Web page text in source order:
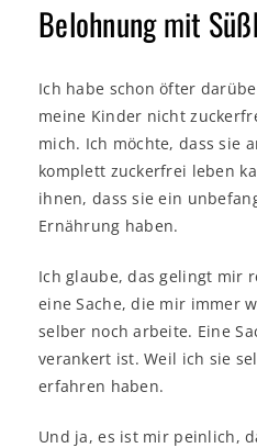
Belohnung mit
Ich habe schon öfter
meine Kinder nicht
mich. Ich möchte, dass sie
komplett zuckerfrei leben
ihnen, dass sie ein
Ernährung haben.
Ich glaube, das gelingt mir
eine Sache, die mir immer
selber noch arbeite. Eine
verankert ist. Weil ich sie
erfahren haben.
Und ja, es ist mir peinlich,